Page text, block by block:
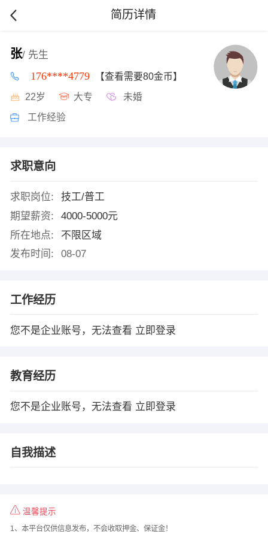
简历详情
张/ 先生
176****4779 【查看需要80金币】
22岁 大专 未婚
工作经验
求职意向
求职岗位:
技工/普工
期望薪资:
4000-5000元
所在地点:
不限区域
发布时间:
08-07
工作经历
您不是企业账号，无法查看 立即登录
教育经历
您不是企业账号，无法查看 立即登录
自我描述
温馨提示
1、本平台仅供信息发布，不会收取押金、保证金！